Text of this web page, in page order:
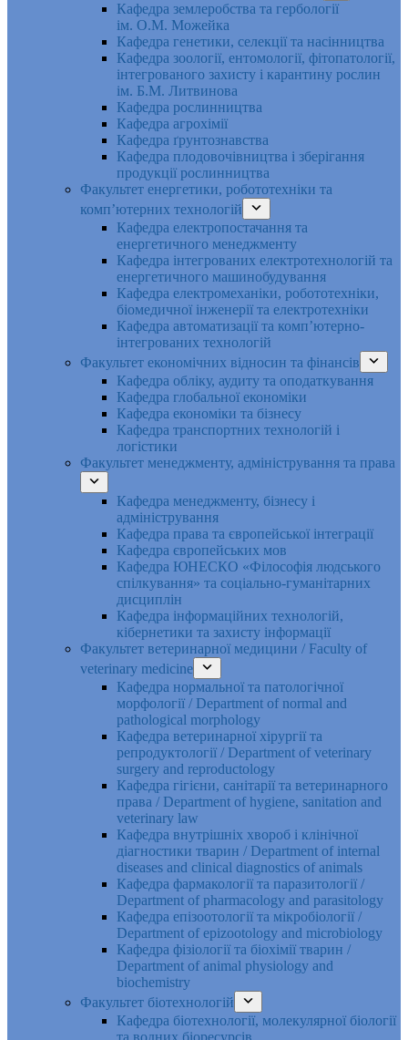
Кафедра землеробства та гербології
ім. О.М. Можейка
Кафедра генетики, селекції та насінництва
Кафедра зоології, ентомології, фітопатології,
інтегрованого захисту і карантину рослин
ім. Б.М. Литвинова
Кафедра рослинництва
Кафедра агрохімії
Кафедра ґрунтознавства
Кафедра плодовочівництва і зберігання
продукції рослинництва
Факультет енергетики, робототехніки та
комп’ютерних технологій
Кафедра електропостачання та
енергетичного менеджменту
Кафедра інтегрованих електротехнологій та
енергетичного машинобудування
Кафедра електромеханіки, робототехніки,
біомедичної інженерії та електротехніки
Кафедра автоматизації та комп’ютерно-
інтегрованих технологій
Факультет економічних відносин та фінансів
Кафедра обліку, аудиту та оподаткування
Кафедра глобальної економіки
Кафедра економіки та бізнесу
Кафедра транспортних технологій і
логістики
Факультет менеджменту, адміністрування та права
Кафедра менеджменту, бізнесу і
адміністрування
Кафедра права та європейської інтеграції
Кафедра європейських мов
Кафедра ЮНЕСКО «Філософія людського
спілкування» та соціально-гуманітарних
дисциплін
Кафедра інформаційних технологій,
кібернетики та захисту інформації
Факультет ветеринарної медицини / Faculty of
veterinary medicine
Кафедра нормальної та патологічної
морфології / Department of normal and
pathological morphology
Кафедра ветеринарної хірургії та
репродуктології / Department of veterinary
surgery and reproductology
Кафедра гігієни, санітарії та ветеринарного
права / Department of hygiene, sanitation and
veterinary law
Кафедра внутрішніх хвороб і клінічної
діагностики тварин / Department of internal
diseases and clinical diagnostics of animals
Кафедра фармакології та паразитології /
Department of pharmacology and parasitology
Кафедра епізоотології та мікробіології /
Department of epizootology and microbiology
Кафедра фізіології та біохімії тварин /
Department of animal physiology and
biochemistry
Факультет біотехнологій
Кафедра біотехнології, молекулярної біології
та водних біоресурсів